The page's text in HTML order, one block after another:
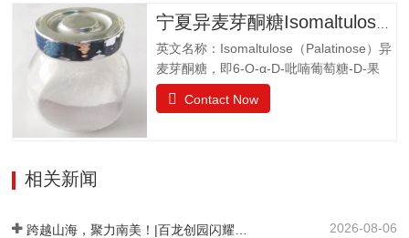
小，效果显著，不会破坏原有食品的风
味。添加在焙烤食品中，可保持水分，…
用于功能食品、营养保健食品、冷饮食品
以及低热值食品和运动型饮料配方中。结
晶果糖质量标准GBT20882.3项目要求外观
白色晶体或结晶性粉末气味具有产品特有
的气味果糖（占干基比）/% ≥99.0干燥失
重/%≤0.5pH值4.0~7.05-羟甲基糠醛（以吸
宁夏异麦芽酮糖Isomaltulose（Palatinose）
英文名称：Isomaltulose（Palatinose）异
麦芽酮糖，即6-O-α-D-吡喃葡萄糖-D-果
糖，是一种结晶状的还原性二糖，由葡萄
糖与果糖以α-1,6糖苷键结合而成。分子式
能力很强。热稳定比蔗糖略差，不被大多
Contact Now
相关新闻
2026-08-06